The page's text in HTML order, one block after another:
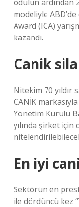
ödülün ardından
modeliyle
Award (ICA)
kazandı.
Canik
Nitekim 70 yıldır
CANİK
Yönetim Kurulu
yılında şirket
En iyi
Sektörün en
ile dördüncü kez